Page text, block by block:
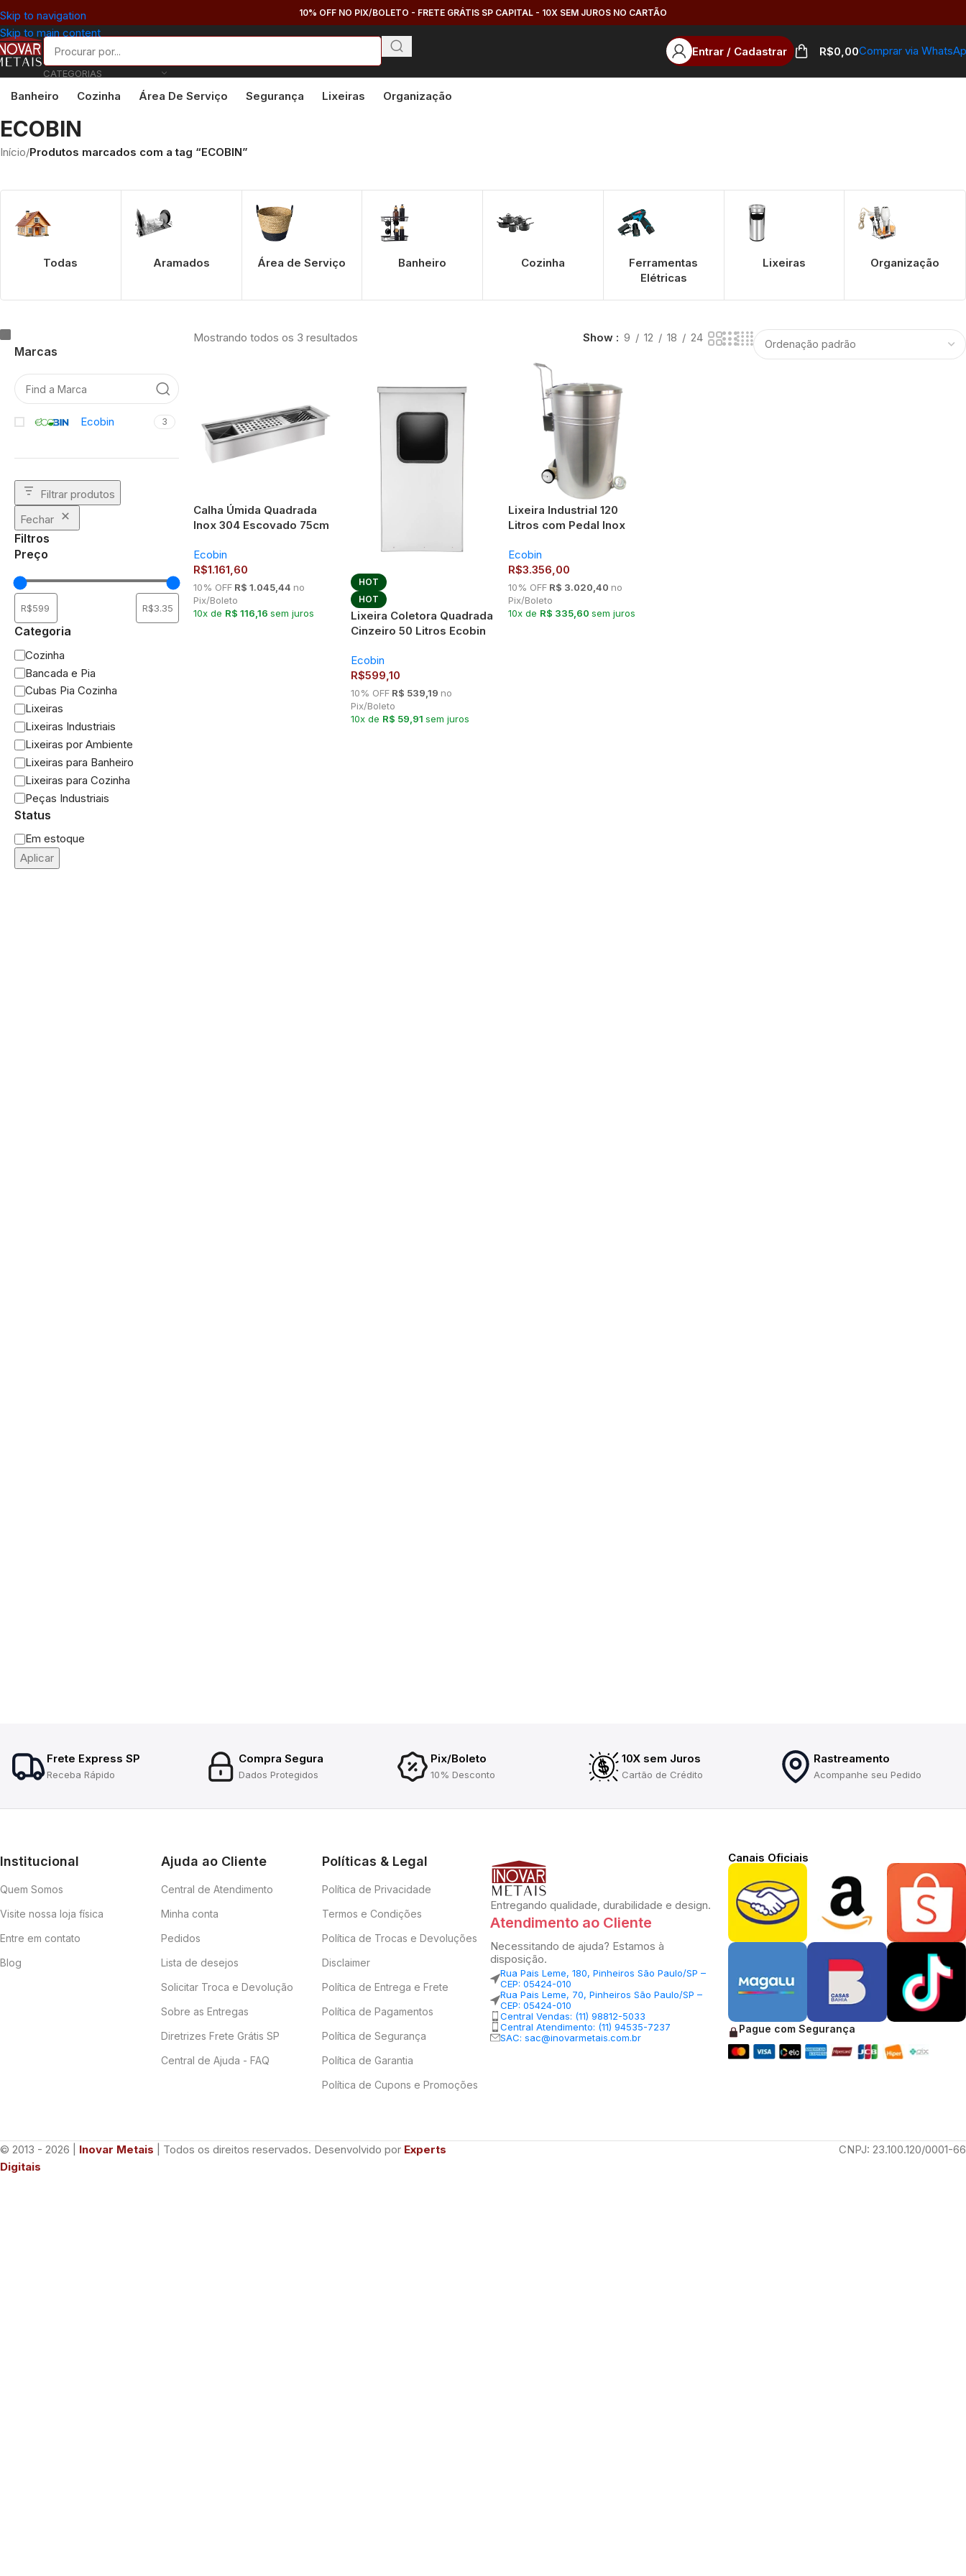
Skip to navigation
Skip to main content
10% OFF NO PIX/BOLETO - FRETE GRÁTIS SP CAPITAL - 10X SEM JUROS NO CARTÃO
CATEGORIAS
Entrar / Cadastrar R$0,00Comprar via
Banheiro Cozinha Área De Serviço Segurança Lixeiras Organização
ECOBIN
Início/Produtos marcados com a tag “ECOBIN”
Todas Aramados Área de Serviço Banheiro Cozinha
Ferramentas
Elétricas
Lixeiras Organização
Marcas
Ecobin 3
Filtrar produtos
Fechar
Filtros
Preço
Categoria
Cozinha
Bancada e Pia
Cubas Pia Cozinha
Lixeiras
Lixeiras Industriais
Lixeiras por Ambiente
Lixeiras para Banheiro
Lixeiras para Cozinha
Peças Industriais
Status
Em estoque
Aplicar
Mostrando todos os 3 resultados Show 9 12 18 24
Calha Úmida Quadrada
Inox 304 Escovado 75cm
Ecobin
R$1.161,60
10% OFFR$ 1.045,44 no
Pix/Boleto
10x de R$ 116,16 sem juros
HOT
HOT
Lixeira Coletora Quadrada
Cinzeiro 50 Litros Ecobin
Ecobin
R$599,10
10% OFFR$ 539,19 no
Pix/Boleto
10x de R$ 59,91 sem juros
Lixeira Industrial 120
Litros com Pedal Inox
Higiênica
Ecobin
R$3.356,00
10% OFFR$ 3.020,40 no
Pix/Boleto
10x de R$ 335,60 sem juros
Frete Express SP
Receba Rápido
Compra Segura
Dados Protegidos
Pix/Boleto
10% Desconto
10X sem Juros
Cartão de Crédito
Rastreamento
Acompanhe seu Pedido
Institucional
Quem Somos
Visite nossa loja física
Entre em contato
Blog
Ajuda ao Cliente
Central de Atendimento
Minha conta
Pedidos
Lista de desejos
Solicitar Troca e Devolução
Sobre as Entregas
Diretrizes Frete Grátis SP
Central de Ajuda - FAQ
Políticas & Legal
Política de Privacidade
Termos e Condições
Política de Trocas e Devoluções
Disclaimer
Política de Entrega e Frete
Política de Pagamentos
Política de Segurança
Política de Garantia
Política de Cupons e Promoções
Entregando qualidade, durabilidade e design.
Atendimento ao Cliente
Necessitando de ajuda? Estamos à
disposição.
Rua Pais Leme, 180, Pinheiros São Paulo/SP –
CEP: 05424-010
Rua Pais Leme, 70, Pinheiros São Paulo/SP –
CEP: 05424-010
Central Vendas: (11) 98812-5033
Central Atendimento: (11) 94535-7237
SAC: sac@inovarmetais.com.br
Canais Oficiais
Pague com Segurança
© 2013 - 2026 | Inovar Metais | Todos os direitos reservados. Desenvolvido por Experts
Digitais
CNPJ: 23.100.120/0001-66